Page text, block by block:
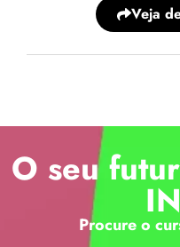
Veja
O seu
Procure o